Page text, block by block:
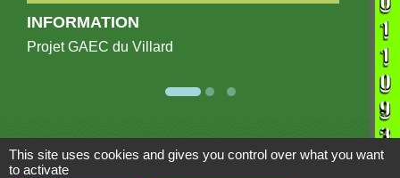
INFORMATION
Projet GAEC du Villard
Publications Voir tout
This site uses cookies and gives you control over what you want
to activate